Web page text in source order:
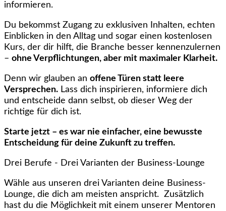
informieren.
Du bekommst Zugang zu exklusiven Inhalten, echten
Einblicken in den Alltag und sogar einen kostenlosen
Kurs, der dir hilft, die Branche besser kennenzulernen
– ohne Verpflichtungen, aber mit maximaler Klarheit.
Denn wir glauben an offene Türen statt leere
Versprechen. Lass dich inspirieren, informiere dich
und entscheide dann selbst, ob dieser Weg der
richtige für dich ist.
Starte jetzt – es war nie einfacher, eine bewusste
Entscheidung für deine Zukunft zu treffen.
Drei Berufe - Drei Varianten der Business-Lounge
Wähle aus unseren drei Varianten deine Business-
Lounge, die dich am meisten anspricht. Zusätzlich
hast du die Möglichkeit mit einem unserer Mentoren